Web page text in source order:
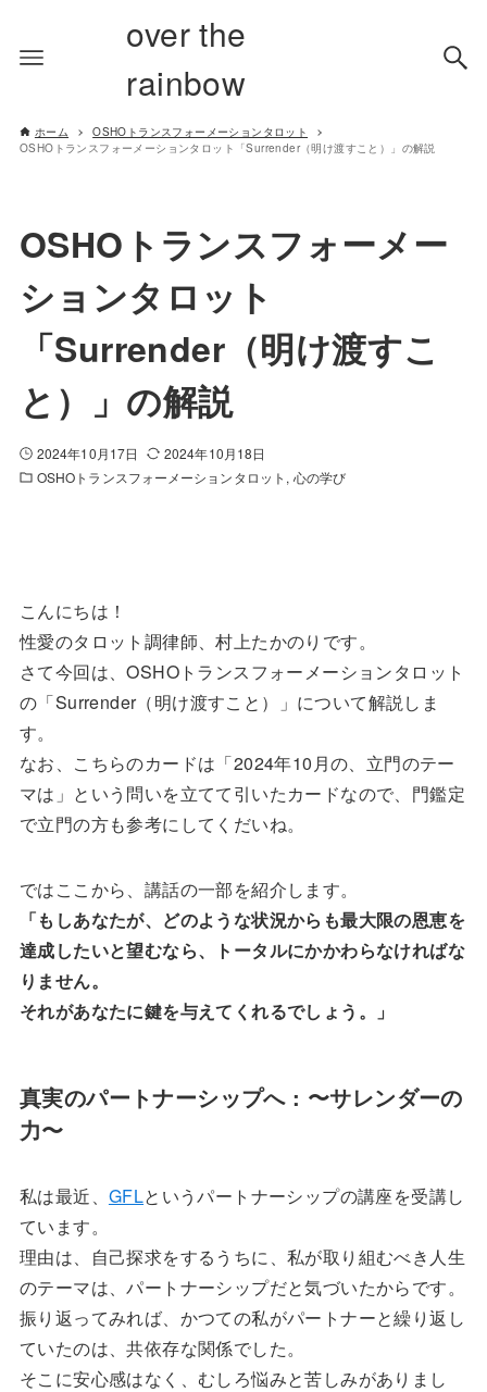
over the
rainbow
ホーム
OSHOトランスフォーメーションタロット
OSHOトランスフォーメーションタロット「Surrender（明け渡すこと）」の解説
OSHOトランスフォーメー
ションタロット
「Surrender（明け渡すこ
と）」の解説
2024年10月17日
2024年10月18日
OSHOトランスフォーメーションタロット 心の学び
こんにちは！
性愛のタロット調律師、村上たかのりです。
さて今回は、OSHOトランスフォーメーションタロット
の「Surrender（明け渡すこと）」について解説しま
す。
なお、こちらのカードは「2024年10月の、立門のテー
マは」という問いを立てて引いたカードなので、門鑑定
で立門の方も参考にしてくだいね。
ではここから、講話の一部を紹介します。
「もしあなたが、どのような状況からも最大限の恩恵を
達成したいと望むなら、トータルにかかわらなければな
りません。
それがあなたに鍵を与えてくれるでしょう。」
真実のパートナーシップへ : 〜サレンダーの
力〜
私は最近、 GFLというパートナーシップの講座を受講し
ています。
理由は、自己探求をするうちに、私が取り組むべき人生
のテーマは、パートナーシップだと気づいたからです。
振り返ってみれば、かつての私がパートナーと繰り返し
ていたのは、共依存な関係でした。
そこに安心感はなく、むしろ悩みと苦しみがありまし